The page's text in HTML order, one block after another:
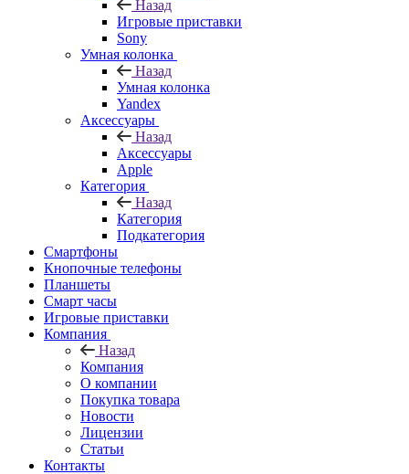
Назад
Игровые приставки
Sony
Умная колонка
Назад
Умная колонка
Yandex
Аксессуары
Назад
Аксессуары
Apple
Категория
Назад
Категория
Подкатегория
Смартфоны
Кнопочные телефоны
Планшеты
Смарт часы
Игровые приставки
Компания
Назад
Компания
О компании
Покупка товара
Новости
Лицензии
Статьи
Контакты